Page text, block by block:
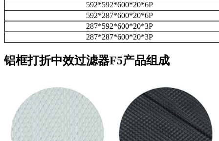
592*592*600*20*6P
592*287*600*20*6P
287*592*600*20*3P
287*287*600*20*3P
铝框打折中效过滤器F5产品组成